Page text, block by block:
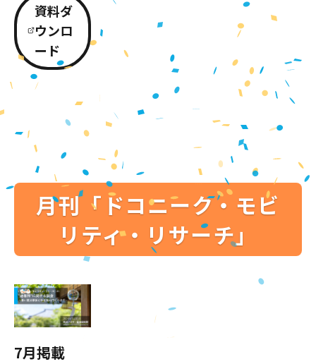
資料ダ
ウンロ
ード
月刊「ドコニーク・モビ
リティ・リサーチ」
7月掲載